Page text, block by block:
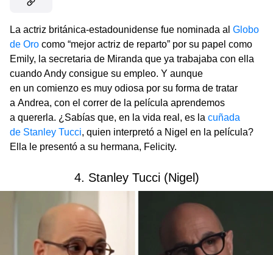
La actriz británica-estadounidense fue nominada al Globo
de Oro como “mejor actriz de reparto” por su papel como
Emily, la secretaria de Miranda que ya trabajaba con ella
cuando Andy consigue su empleo. Y aunque
en un comienzo es muy odiosa por su forma de tratar
a Andrea, con el correr de la película aprendemos
a quererla. ¿Sabías que, en la vida real, es la cuñada
de Stanley Tucci, quien interpretó a Nigel en la película?
Ella le presentó a su hermana, Felicity.
4. Stanley Tucci (Nigel)